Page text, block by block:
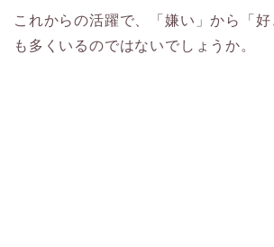
これからの活躍で、「嫌い」から「好
も多くいるのではないでしょうか。